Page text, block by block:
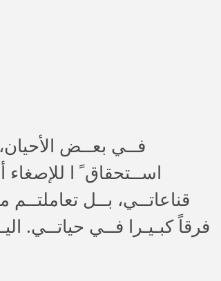
اســتحقاق ً ا للإصغاء
قناعاتــي، بــل
فرقاً كبـيـرا فــي حياتــي.